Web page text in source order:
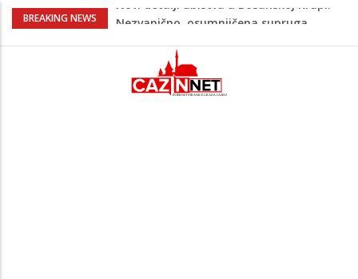
BREAKING NEWS
Na Ahiret preselila Bešić (rođ. Blažević)
Na Ahiret preselio ŠUPUK (Refik) ŠEFIK
Evo koje države su zasad za, a koje
protiv Infantina na izborima: Srbija i